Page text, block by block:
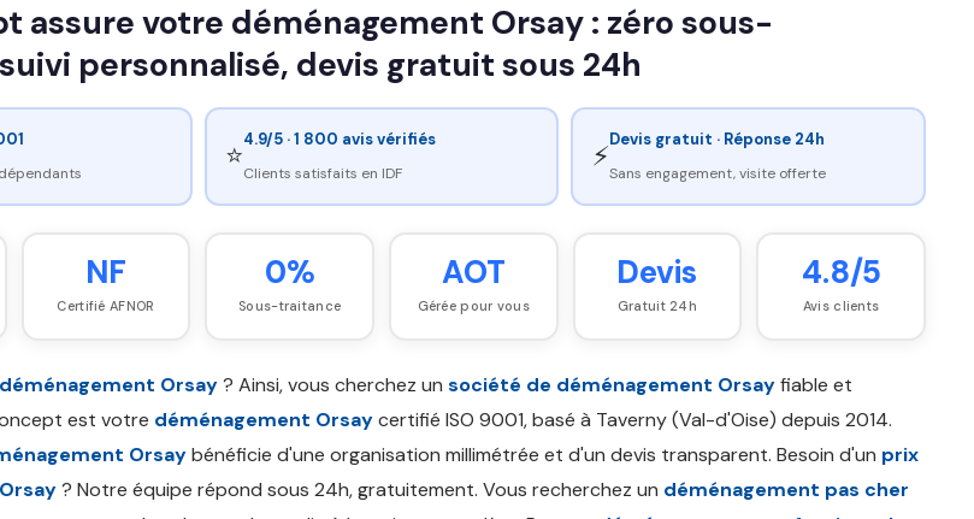
assure votre déménagement Orsay : zéro sous-
personnalisé, devis gratuit sous 24h
⭐4.9/5 · 1 800 avis vérifiés
Clients satisfaits en IDF ⚡Devis gratuit · Réponse 24h
Sans engagement, visite offerte
NF
Certifié AFNOR
0%
Sous-traitance
AOT
Gérée pour vous
Devis
Gratuit 24h
4.8/5
Avis clients
déménagement Orsay? Ainsi, vous cherchez un société de déménagement Orsayfiable et
est votre déménagement Orsaycertifié ISO 9001, basé à Taverny (Val-d'Oise) depuis 2014.
Orsaybénéficie d'une organisation millimétrée et d'un devis transparent. Besoin d'un prix
? Notre équipe répond sous 24h, gratuitement. Vous recherchez un déménagement pas cher